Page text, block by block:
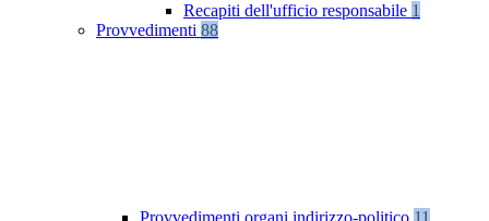
Recapiti dell'ufficio responsabile 1
Provvedimenti 88